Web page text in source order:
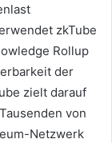
zkTube
Rollup
der
zielt darauf
von
Netzwerk